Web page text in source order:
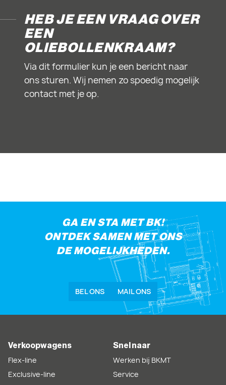
HEB JE EEN VRAAG OVER
EEN
OLIEBOLLENKRAAM?
Via dit formulier kun je een bericht naar
ons sturen. Wij nemen zo spoedig mogelijk
contact met je op.
GA EN STA MET BK!
ONTDEK SAMEN MET ONS
DE MOGELIJKHEDEN.
BEL ONS MAIL ONS
Verkoopwagens
Flex-line
Exclusive-line
Snel naar
Werken bij BKMT
Service